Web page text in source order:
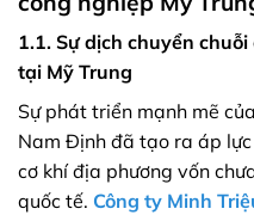
1.1. Sự dịch chuyển
tại Mỹ Trung
Sự phát triển mạnh mẽ
Nam Định đã tạo ra áp
cơ khí địa phương vốn
quốc tế. Công ty Minh